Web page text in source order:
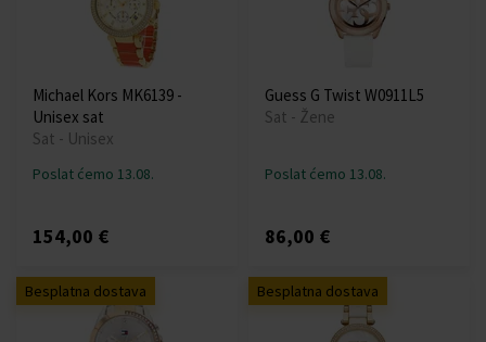
Michael Kors MK6139 -
Unisex sat
Sat - Unisex
Poslat ćemo 13.08.
154,00 €
Guess G Twist W0911L5
Sat - Žene
Poslat ćemo 13.08.
86,00 €
Besplatna dostava Besplatna dostava